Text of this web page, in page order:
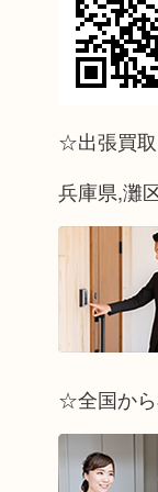
☆出張買
兵庫県,灘
☆全国か